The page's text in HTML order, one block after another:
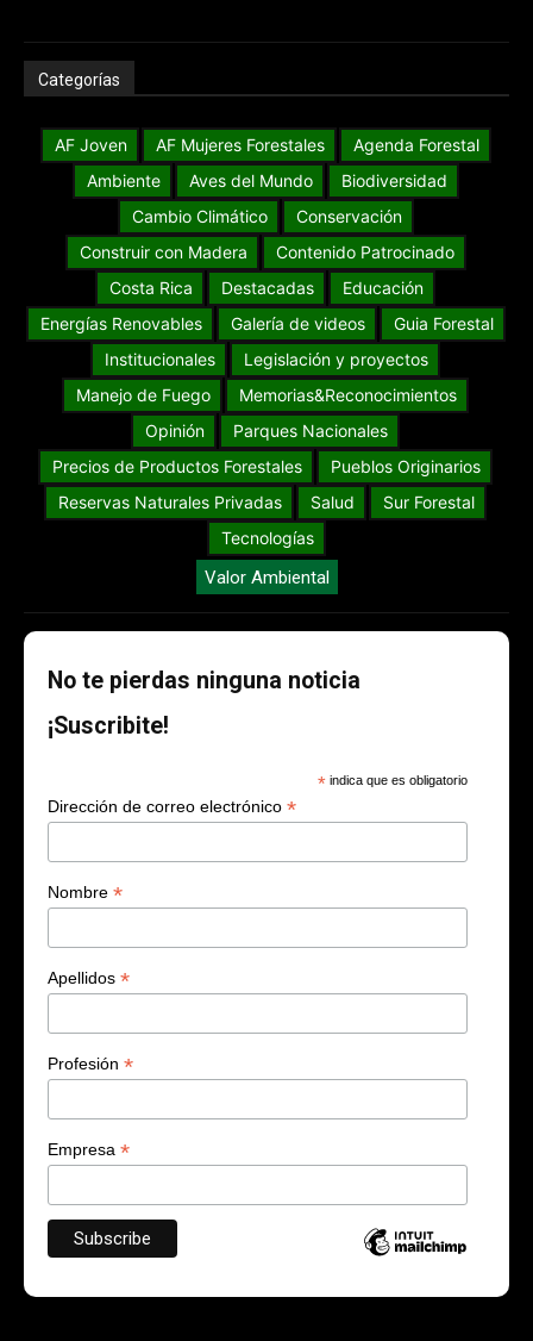
Categorías
AF Joven AF Mujeres Forestales
Agenda Forestal
Ambiente
Aves del Mundo
Biodiversidad
Cambio Climático
Conservación
Construir con Madera
Contenido Patrocinado
Costa Rica
Destacadas
Educación
Energías Renovables
Galería de videos
Guia Forestal
Institucionales
Legislación y proyectos
Manejo de Fuego
Memorias&Reconocimientos
Opinión
Parques Nacionales
Precios de Productos Forestales
Pueblos Originarios
Reservas Naturales Privadas
Salud
Sur Forestal
Tecnologías
Valor Ambiental
No te pierdas ninguna noticia
¡Suscribite!
* indica que es obligatorio
Dirección de correo electrónico *
Nombre *
Apellidos *
Profesión *
Empresa *